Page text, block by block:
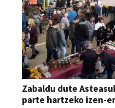
Zabaldu dute
parte hartzeko izen-
AZOKA